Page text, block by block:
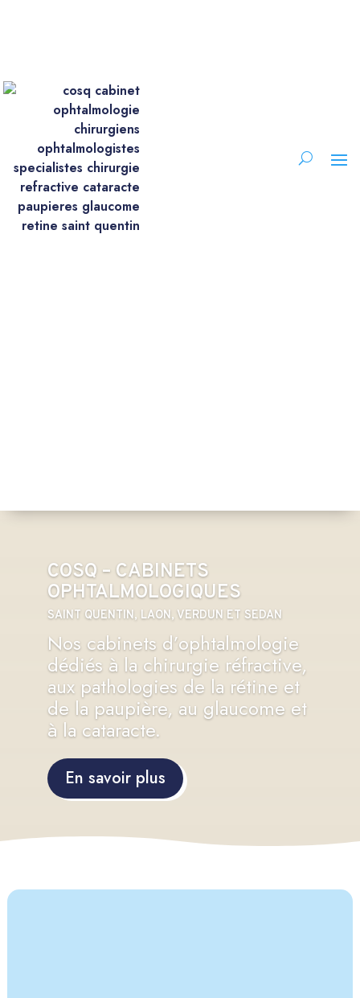
COSQ – CABINETS
OPHTALMOLOGIQUES
SAINT QUENTIN, LAON, VERDUN ET SEDAN
Nos cabinets d’ophtalmologie
dédiés à la chirurgie réfractive,
aux pathologies de la rétine et
de la paupière, au glaucome et
à la cataracte.
En savoir plus